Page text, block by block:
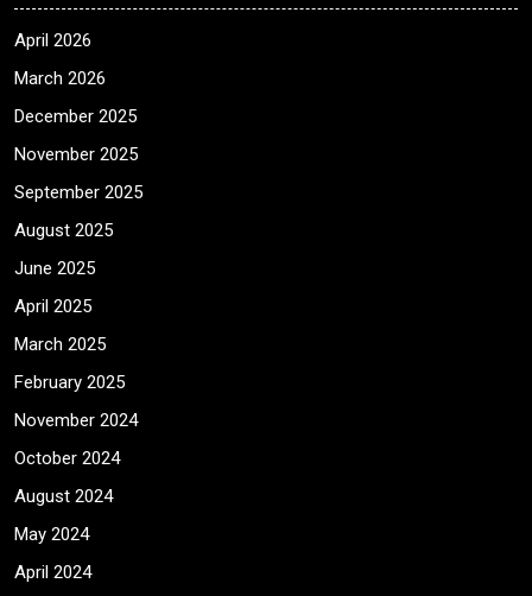
April 2026
March 2026
December 2025
November 2025
September 2025
August 2025
June 2025
April 2025
March 2025
February 2025
November 2024
October 2024
August 2024
May 2024
April 2024